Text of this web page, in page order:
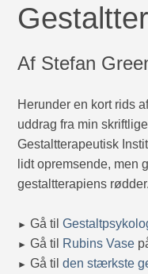
Af Stefan
Herunder en kort rids
uddrag fra min
Gestaltterapeutisk
lidt opremsende, men
gestaltterapiens rødder.
► Gå til
► Gå til Rubins Vase
► Gå tilden stærkste